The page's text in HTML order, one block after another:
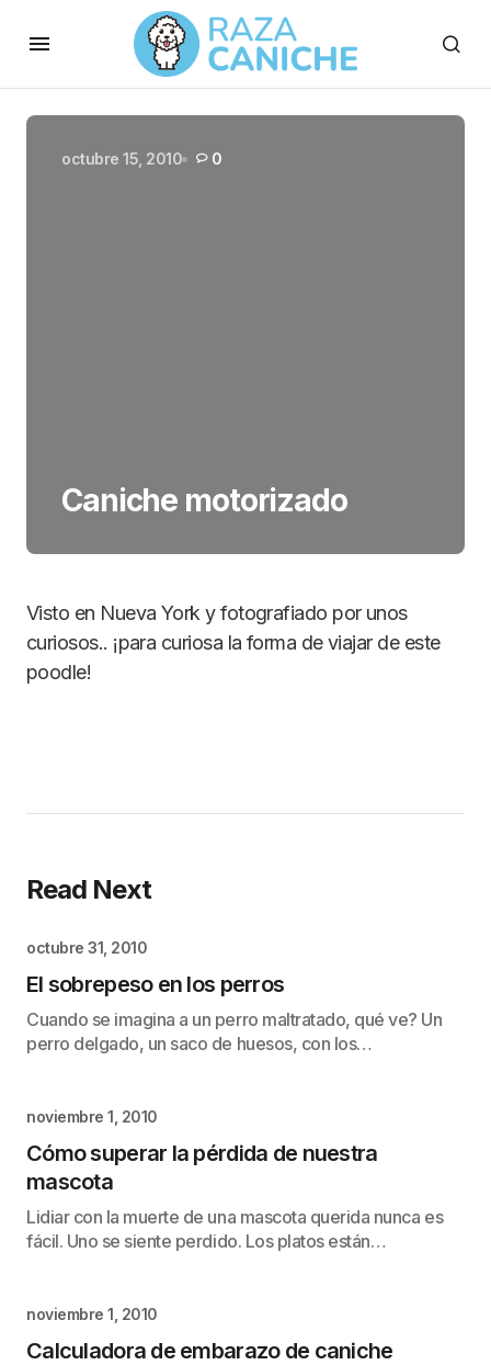
octubre 15, 2010 0
Caniche motorizado
Visto en Nueva York y fotografiado por unos
curiosos.. ¡para curiosa la forma de viajar de este
poodle!
Read Next
octubre 31, 2010
El sobrepeso en los perros
Cuando se imagina a un perro maltratado, qué ve? Un
perro delgado, un saco de huesos, con los…
noviembre 1, 2010
Cómo superar la pérdida de nuestra
mascota
Lidiar con la muerte de una mascota querida nunca es
fácil. Uno se siente perdido. Los platos están…
noviembre 1, 2010
Calculadora de embarazo de caniche